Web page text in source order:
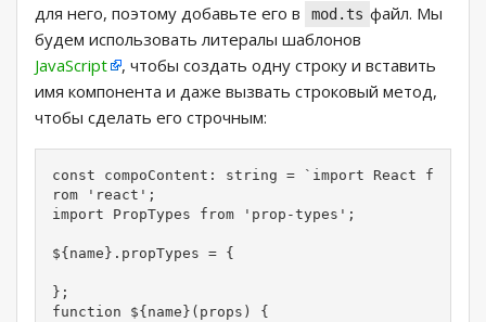
для него, поэтому добавьте его в
mod.ts файл. Мы
будем использовать литералы шаблонов
JavaScript
, чтобы создать одну строку и вставить
имя компонента и даже вызвать строковый метод,
чтобы сделать его строчным:
const compoContent: string = `import React f
rom 'react';
import PropTypes from 'prop-types';
${name}.propTypes = {
};
function ${name}(props) {